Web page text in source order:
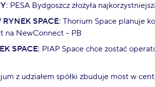
: PESA Bydgoszcz złożyła
SPACE: Thorium Space planuje
na NewConnect - PB
SPACE: PIAP Space chce zostać
z udziałem spółki zbuduje most w